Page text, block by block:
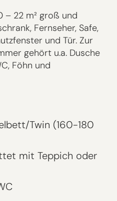
– 22 m² groß und
Fernseher, Safe,
und Tür. Zur
gehört u.a. Dusche
Föhn und
Twin (160-180
mit Teppich oder